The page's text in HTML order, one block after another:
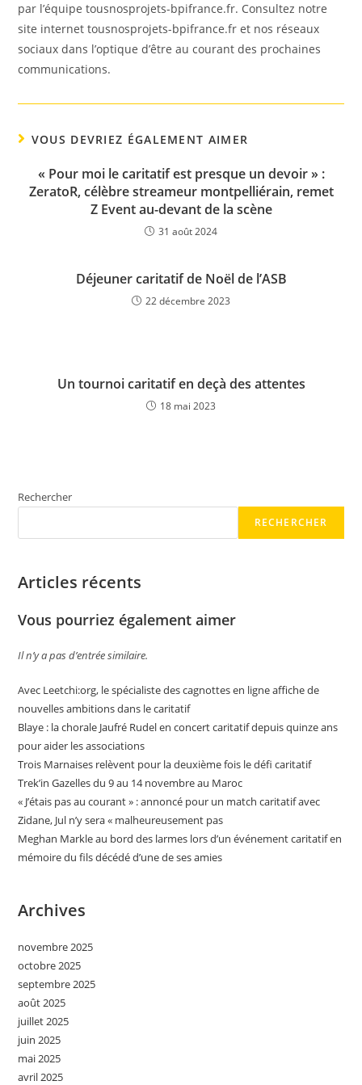
par l’équipe tousnosprojets-bpifrance.fr. Consultez notre
site internet tousnosprojets-bpifrance.fr et nos réseaux
sociaux dans l’optique d’être au courant des prochaines
communications.
VOUS DEVRIEZ ÉGALEMENT AIMER
« Pour moi le caritatif est presque un devoir » :
ZeratoR, célèbre streameur montpelliérain, remet
Z Event au-devant de la scène
31 août 2024
Déjeuner caritatif de Noël de l’ASB
22 décembre 2023
Un tournoi caritatif en deçà des attentes
18 mai 2023
Rechercher
RECHERCHER
Articles récents
Vous pourriez également aimer
Il n’y a pas d’entrée similaire.
Avec Leetchi:org, le spécialiste des cagnottes en ligne affiche de
nouvelles ambitions dans le caritatif
Blaye : la chorale Jaufré Rudel en concert caritatif depuis quinze ans
pour aider les associations
Trois Marnaises relèvent pour la deuxième fois le défi caritatif
Trek’in Gazelles du 9 au 14 novembre au Maroc
« J’étais pas au courant » : annoncé pour un match caritatif avec
Zidane, Jul n’y sera « malheureusement pas
Meghan Markle au bord des larmes lors d’un événement caritatif en
mémoire du fils décédé d’une de ses amies
Archives
novembre 2025
octobre 2025
septembre 2025
août 2025
juillet 2025
juin 2025
mai 2025
avril 2025